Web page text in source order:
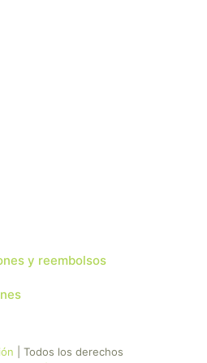
y reembolsos
| Todos los derechos